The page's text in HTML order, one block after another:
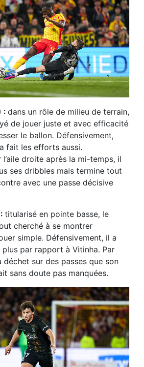
: dans un rôle de milieu de terrain,
de jouer juste et avec efficacité
le ballon. Défensivement,
a fait les efforts aussi.
l’aile droite après la mi-temps, il
ses dribbles mais termine tout
avec une passe décisive
titularisé en pointe basse, le
cherché à se montrer
simple. Défensivement, il a
par rapport à Vitinha. Par
déchet sur des passes que son
sans doute pas manquées.